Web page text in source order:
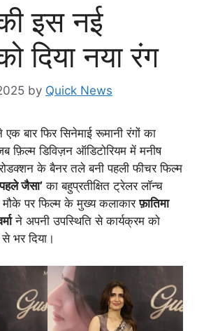
इस नई
दिया नया रंग
by Quick News
एक बार फिर सिनेमाई रूमानी रंगों का
फ़िल्म डिविज़न ऑडिटोरियम में मनीष
के बैनर तले बनी पहली फीचर फिल्म
जैसा’ का बहुप्रतीक्षित ट्रेलर लॉन्च
मौके पर फिल्म के मुख्य कलाकारफ़ातिमा
ने अपनी उपस्थिति से कार्यक्रम को
भर दिया।